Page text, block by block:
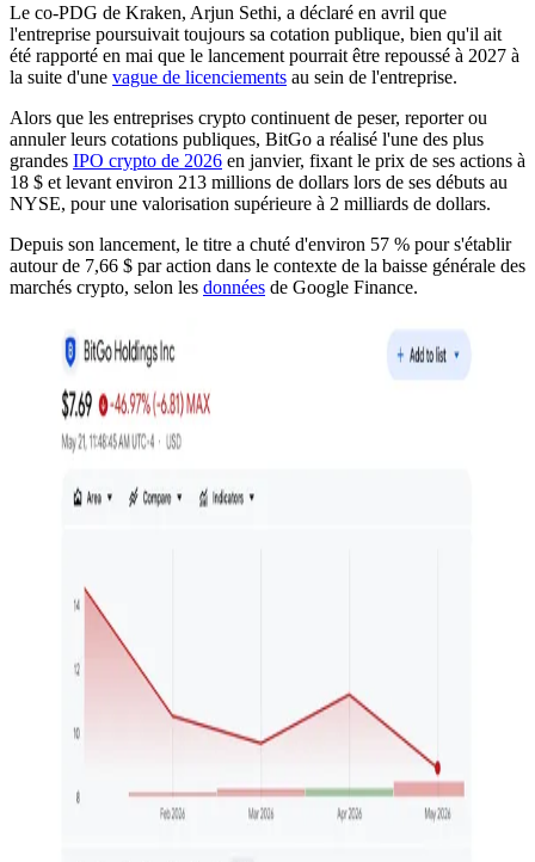
Le co-PDG de Kraken, Arjun Sethi, a déclaré en avril que
l'entreprise poursuivait toujours sa cotation publique, bien qu'il ait
été rapporté en mai que le lancement pourrait être repoussé à 2027 à
la suite d'une vague de licenciements au sein de l'entreprise.
Alors que les entreprises crypto continuent de peser, reporter ou
annuler leurs cotations publiques, BitGo a réalisé l'une des plus
grandes IPO crypto de 2026 en janvier, fixant le prix de ses actions à
18 $ et levant environ 213 millions de dollars lors de ses débuts au
NYSE, pour une valorisation supérieure à 2 milliards de dollars.
Depuis son lancement, le titre a chuté d'environ 57 % pour s'établir
autour de 7,66 $ par action dans le contexte de la baisse générale des
marchés crypto, selon les données de Google Finance.